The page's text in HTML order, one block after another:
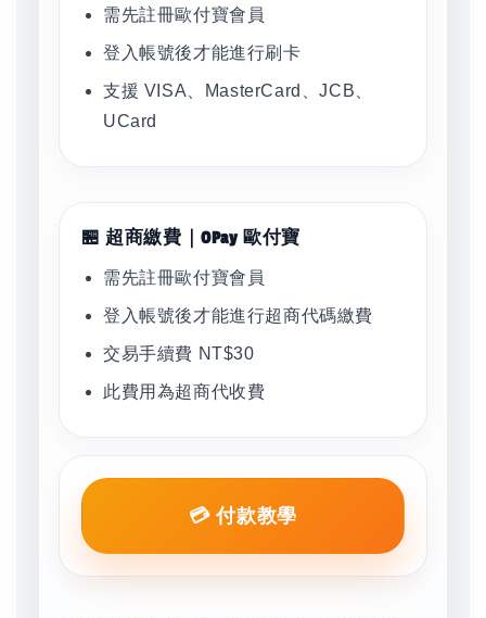
需先註冊歐付寶會員
登入帳號後才能進行刷卡
支援 VISA、MasterCard、JCB、
UCard
🏪 超商繳費｜OPay 歐付寶
需先註冊歐付寶會員
登入帳號後才能進行超商代碼繳費
交易手續費 NT$30
此費用為超商代收費
💳 付款教學